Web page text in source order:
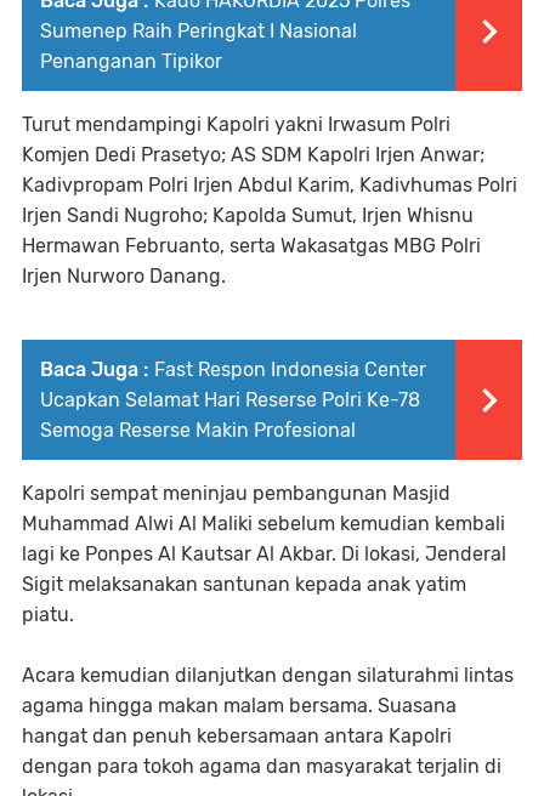
Sumenep Raih Peringkat I Nasional
Penanganan Tipikor
Turut mendampingi Kapolri yakni Irwasum Polri
Komjen Dedi Prasetyo; AS SDM Kapolri Irjen Anwar;
Kadivpropam Polri Irjen Abdul Karim, Kadivhumas Polri
Irjen Sandi Nugroho; Kapolda Sumut, Irjen Whisnu
Hermawan Februanto, serta Wakasatgas MBG Polri
Irjen Nurworo Danang.
Baca Juga : Fast Respon Indonesia Center
Ucapkan Selamat Hari Reserse Polri Ke-78
Semoga Reserse Makin Profesional
Kapolri sempat meninjau pembangunan Masjid
Muhammad Alwi Al Maliki sebelum kemudian kembali
lagi ke Ponpes Al Kautsar Al Akbar. Di lokasi, Jenderal
Sigit melaksanakan santunan kepada anak yatim
piatu.
Acara kemudian dilanjutkan dengan silaturahmi lintas
agama hingga makan malam bersama. Suasana
hangat dan penuh kebersamaan antara Kapolri
dengan para tokoh agama dan masyarakat terjalin di